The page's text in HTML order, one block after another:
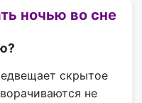
ночью во сне
скрытое
не